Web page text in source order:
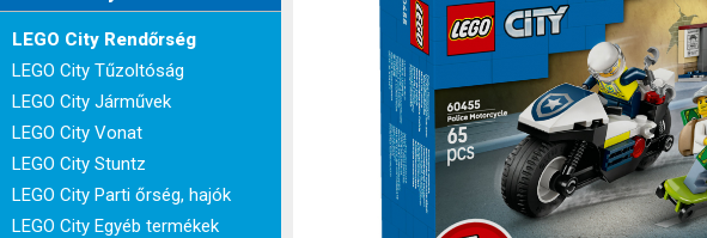
LEGO City Rendőrség
LEGO City Tűzoltóság
LEGO City Járművek
LEGO City Vonat
LEGO City Stuntz
LEGO City Parti őrség, hajók
LEGO City Egyéb termékek